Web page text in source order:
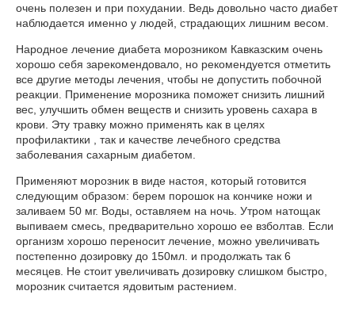
очень полезен и при похудании. Ведь довольно часто диабет
наблюдается именно у людей, страдающих лишним весом.
Народное лечение диабета морозником Кавказским очень
хорошо себя зарекомендовало, но рекомендуется отметить
все другие методы лечения, чтобы не допустить побочной
реакции. Применение морозника поможет снизить лишний
вес, улучшить обмен веществ и снизить уровень сахара в
крови. Эту травку можно применять как в целях
профилактики , так и качестве лечебного средства
заболевания сахарным диабетом.
Применяют морозник в виде настоя, который готовится
следующим образом: берем порошок на кончике ножи и
заливаем 50 мг. Воды, оставляем на ночь. Утром натощак
выпиваем смесь, предварительно хорошо ее взболтав. Если
организм хорошо переносит лечение, можно увеличивать
постепенно дозировку до 150мл. и продолжать так 6
месяцев. Не стоит увеличивать дозировку слишком быстро,
морозник считается ядовитым растением.